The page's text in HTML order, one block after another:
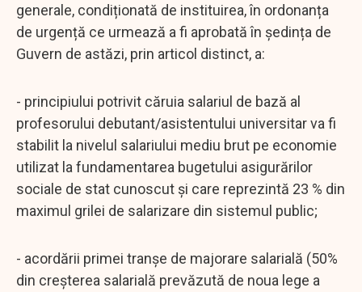
generale, condiționată de instituirea, în ordonanța
de urgență ce urmează a fi aprobată în ședința de
Guvern de astăzi, prin articol distinct, a:
- principiului potrivit căruia salariul de bază al
profesorului debutant/asistentului universitar va fi
stabilit la nivelul salariului mediu brut pe economie
utilizat la fundamentarea bugetului asigurărilor
sociale de stat cunoscut și care reprezintă 23 % din
maximul grilei de salarizare din sistemul public;
- acordării primei tranșe de majorare salarială (50%
din creșterea salarială prevăzută de noua lege a